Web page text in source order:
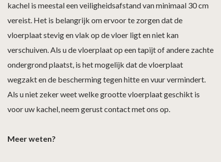
kachel is meestal een veiligheidsafstand van minimaal 30 cm
vereist. Het is belangrijk om ervoor te zorgen dat de
vloerplaat stevig en vlak op de vloer ligt en niet kan
verschuiven. Als u de vloerplaat op een tapijt of andere zachte
ondergrond plaatst, is het mogelijk dat de vloerplaat
wegzakt en de bescherming tegen hitte en vuur vermindert.
Als u niet zeker weet welke grootte vloerplaat geschikt is
voor uw kachel, neem gerust contact met ons op.
Meer weten?